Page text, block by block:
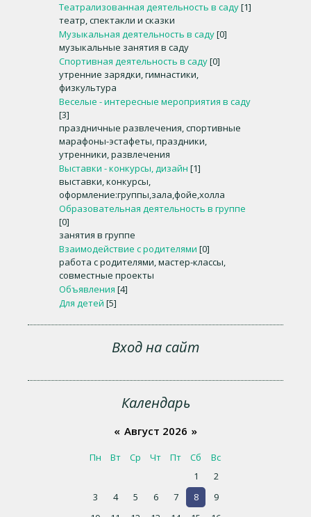
Театрализованная деятельность в саду[1]
театр, спектакли и сказки
Музыкальная деятельность в саду[0]
музыкальные занятия в саду
Спортивная деятельность в саду[0]
утренние зарядки, гимнастики,
физкультура
Веселые - интересные мероприятия в саду
[3]
праздничные развлечения, спортивные
марафоны-эстафеты, праздники,
утренники, развлечения
Выставки - конкурсы, дизайн [1]
выставки, конкурсы,
оформление:группы,зала,фойе,холла
Образовательная деятельность в группе
[0]
занятия в группе
Взаимодействие с родителями [0]
работа с родителями, мастер-классы,
совместные проекты
Объявления [4]
Для детей [5]
Вход на сайт
Календарь
« Август 2026 »
Пн Вт Ср Чт Пт Сб
Вс
1
2
3
4 5 6 7 8
9